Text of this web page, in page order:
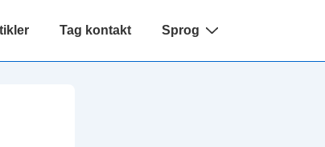
Tag kontakt Sprog